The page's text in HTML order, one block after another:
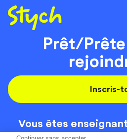
Prêt/
Inscris-
Vous êtes
On recrute